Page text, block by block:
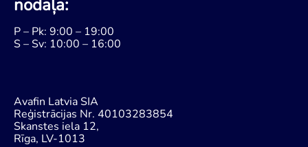
nodaļa:
P – Pk: 9:00 – 19:00
S – Sv: 10:00 – 16:00
Avafin Latvia SIA
Reģistrācijas Nr. 40103283854
Skanstes iela 12,
Rīga, LV-1013